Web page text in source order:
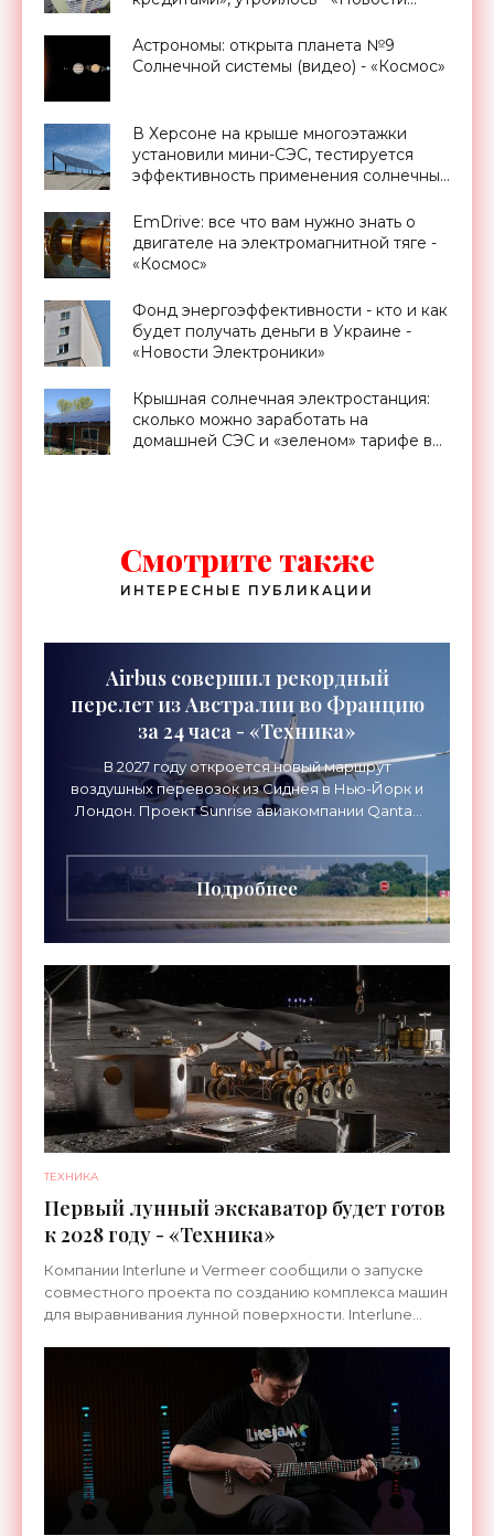
Астрономы: открыта планета №9
Солнечной системы (видео) - «Космос»
В Херсоне на крыше многоэтажки
установили мини-СЭС, тестируется
эффективность применения солнечных
электроэнергией ОСМД - «Новости
Электроники»
EmDrive: все что вам нужно знать о
двигателе на электромагнитной тяге -
«Космос»
Фонд энергоэффективности - кто и как
будет получать деньги в Украине -
«Новости Электроники»
Крышная солнечная электростанция:
сколько можно заработать на
домашней СЭС и «зеленом» тарифе в
Смотрите также
ИНТЕРЕСНЫЕ ПУБЛИКАЦИИ
Airbus совершил рекордный
перелет из Австралии во Францию
за 24 часа - «Техника»
В 2027 году откроется новый маршрут
воздушных перевозок из Сиднея в Нью-Йорк и
Лондон. Проект Sunrise авиакомпании Qantas
длительностью до 24
Подробнее
ТЕХНИКА
Первый лунный экскаватор будет готов
к 2028 году - «Техника»
Компании Interlune и Vermeer сообщили о запуске
совместного проекта по созданию комплекса машин
для выравнивания лунной поверхности. Interlune